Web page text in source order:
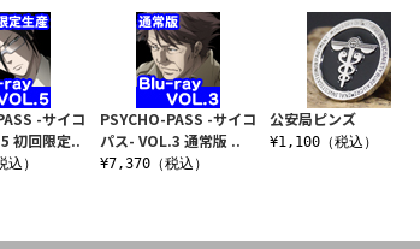
-サイコ
初回限定..
込）
PSYCHO-PASS -サイコ
パス- VOL.3 通常版 ..
¥7,370（税込）
公安局ピンズ
¥1,100（税込）